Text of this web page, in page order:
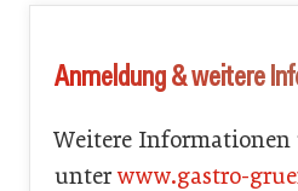
Anmeldung & weitere
Weitere
unterwww.gastro-